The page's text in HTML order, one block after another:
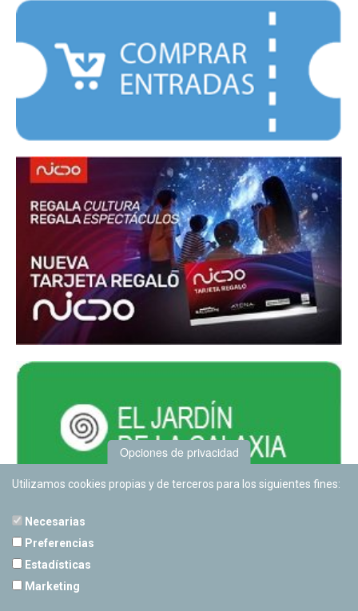
Opciones de privacidad
Utilizamos cookies propias y de terceros para los siguientes fines:
Necesarias
Preferencias
Estadísticas
Marketing